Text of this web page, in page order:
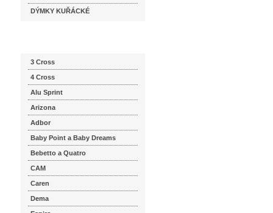
DÝMKY KUŘÁCKÉ
3 Cross
4 Cross
Alu Sprint
Arizona
Adbor
Baby Point a Baby Dreams
Bebetto a Quatro
CAM
Caren
Dema